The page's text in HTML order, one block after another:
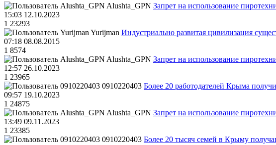
Alushta_GPN Запрет на использование
15:03 12.10.2023
1 23293
Yurijman Индустриально развитая цивилизация
07:18 08.08.2015
1 8574
Alushta_GPN Запрет на использование
12:57 26.10.2023
1 23965
0910220403 Более 20 работодателей Крыма
09:57 19.10.2023
1 24875
Alushta_GPN Запрет на использование
13:49 09.11.2023
1 23385
0910220403 Более 20 тысяч семей в Крыму